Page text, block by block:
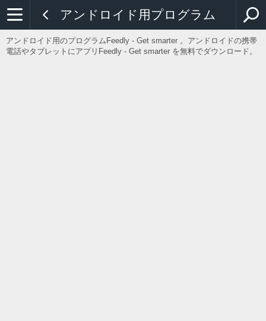
アンドロイド用プログラム
アンドロイド用のプログラムFeedly - Get smarter 。アンドロイドの携帯
電話やタブレットにアプリFeedly - Get smarter を無料でダウンロード。